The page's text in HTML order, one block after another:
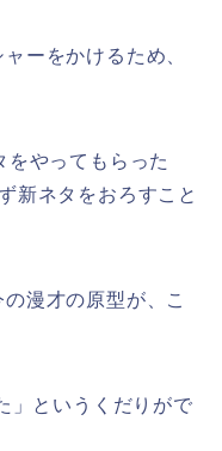
ーをかけるため、
やってもらった
新ネタをおろすこと
漫才の原型が、こ
」というくだりがで